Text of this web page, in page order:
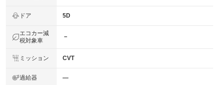
ドア 5D
エコカー減
税対象車
－
ミッション CVT
過給器 ―